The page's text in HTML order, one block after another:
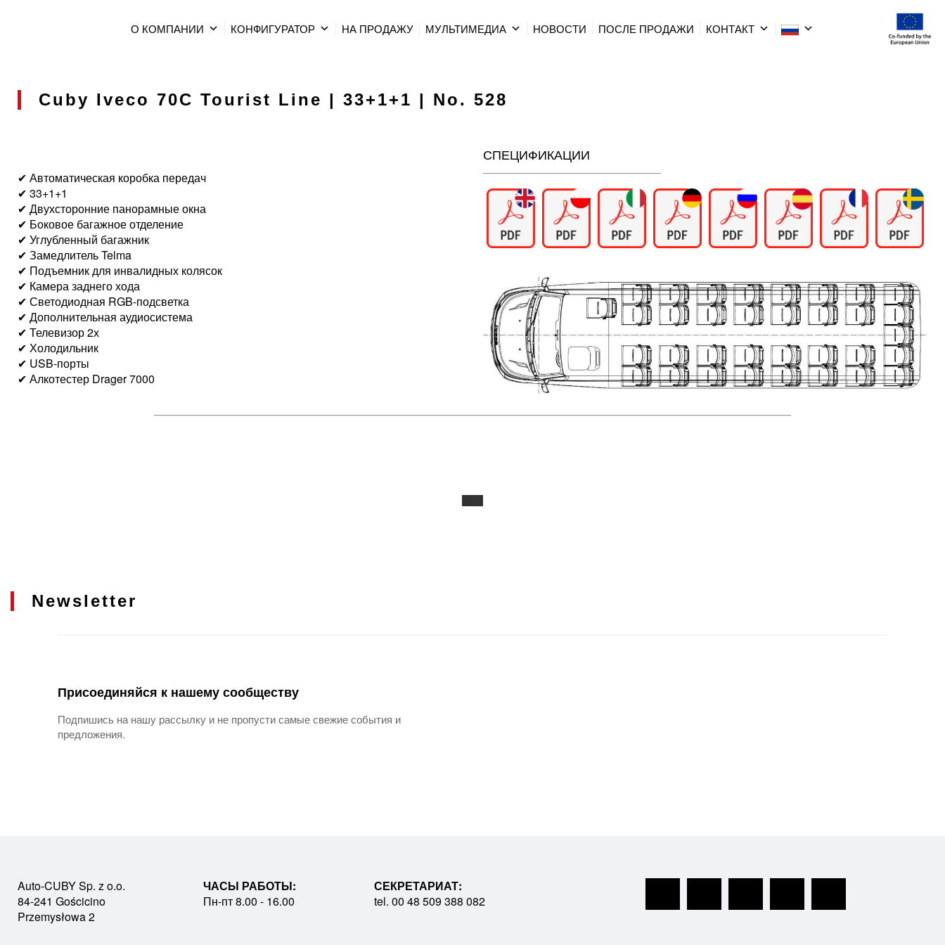
О КОМПАНИИ КОНФИГУРАТОР НА ПРОДАЖУ МУЛЬТИМЕДИА HОВОСТИ ПОСЛЕ ПРОДАЖИ КОНТАКТ
Cuby Iveco 70C Tourist Line | 33+1+1 | No. 528
✔ Автоматическая коробка передач
✔ 33+1+1
✔ Двухсторонние панорамные окна
✔ Боковое багажное отделение
✔ Углубленный багажник
✔ Замедлитель Telma
✔ Подъемник для инвалидных колясок
✔ Камера заднего хода
✔ Светодиодная RGB-подсветка
✔ Дополнительная аудиосистема
✔ Телевизор 2х
✔ Холодильник
✔ USB-порты
✔ Алкотестер Drager 7000
СПЕЦИФИКАЦИИ
Newsletter
Присоединяйся к нашему сообществу
Подпишись на нашу рассылку и не пропусти самые свежие события и
предложения.
Auto-CUBY Sp. z o.o.
84-241 Gościcino
Przemysłowa 2
ЧАСЫ РАБОТЫ:
Пн-пт 8.00 - 16.00
СЕКРЕТАРИАТ:
tel. 00 48 509 388 082